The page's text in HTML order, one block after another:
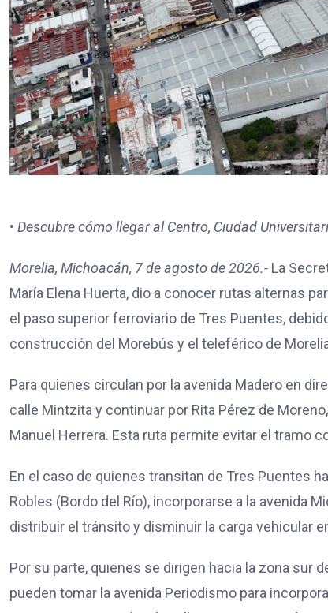
• Descubre cómo llegar al Centro, Ciudad
Morelia, Michoacán, 7 de agosto de 2026.- La
María Elena Huerta, dio a conocer rutas alternas
el paso superior ferroviario de Tres Puentes,
construcción del Morebús y el teleférico de
Para quienes circulan por la avenida Madero en
calle Mintzita y continuar por Rita Pérez de
Manuel Herrera. Esta ruta permite evitar el tramo
En el caso de quienes transitan de Tres Puentes
Robles (Bordo del Río), incorporarse a la avenida
distribuir el tránsito y disminuir la carga vehicular
Por su parte, quienes se dirigen hacia la zona sur
pueden tomar la avenida Periodismo para